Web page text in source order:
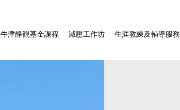
牛津靜觀基金課程 減壓工作坊 生涯教練及輔導服務